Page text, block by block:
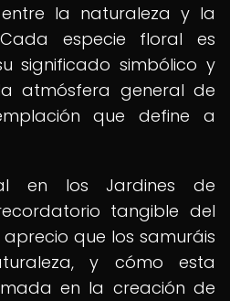
entre la naturaleza y la
especie floral es
significado simbólico y
atmósfera general de
que define a
en los Jardines de
tangible del
que los samuráis
y cómo esta
en la creación de